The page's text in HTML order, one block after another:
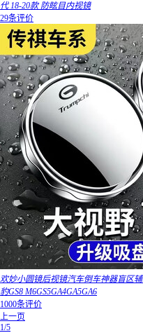
代 18-20款 防眩目内视镜
29条评价
欢妙小圆镜后视镜汽车倒车神器盲区
豹GS8 M6GS5GA4GA5GA6
1000条评价
上一页
1/5